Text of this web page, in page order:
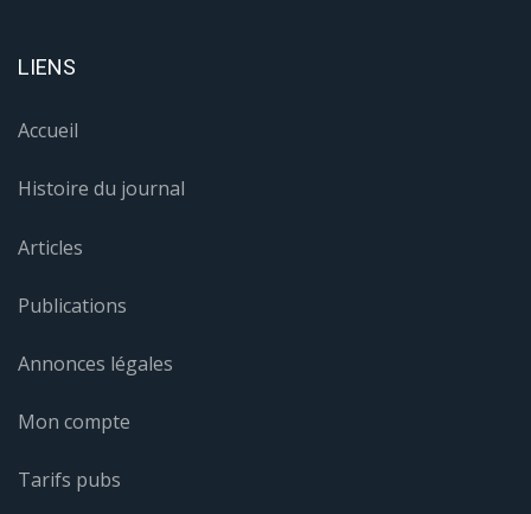
LIENS
Accueil
Histoire du journal
Articles
Publications
Annonces légales
Mon compte
Tarifs pubs